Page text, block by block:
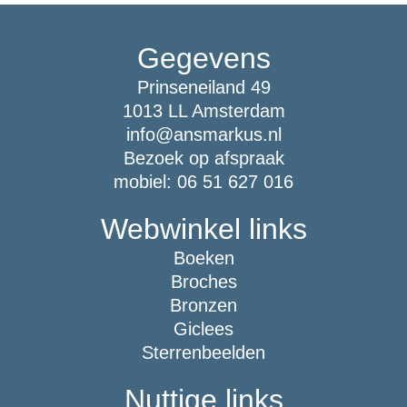
Gegevens
Prinseneiland 49
1013 LL Amsterdam
info@ansmarkus.nl
Bezoek op afspraak
mobiel: 06 51 627 016
Webwinkel links
Boeken
Broches
Bronzen
Giclees
Sterrenbeelden
Nuttige links